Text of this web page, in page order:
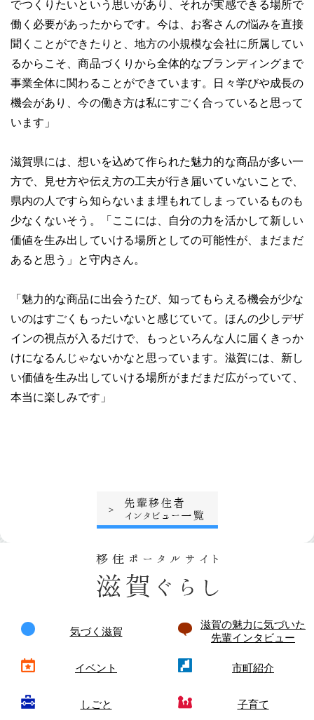
でつくりたいという思いがあり、それが実感できる場所で
働く必要があったからです。今は、お客さんの悩みを直接
聞くことができたりと、地方の小規模な会社に所属してい
るからこそ、商品づくりから全体的なブランディングまで
事業全体に関わることができています。日々学びや成長の
機会があり、今の働き方は私にすごく合っていると思って
います」
滋賀県には、想いを込めて作られた魅力的な商品が多い一
方で、見せ方や伝え方の工夫が行き届いていないことで、
県内の人ですら知らないまま埋もれてしまっているものも
少なくないそう。「ここには、自分の力を活かして新しい
価値を生み出していける場所としての可能性が、まだまだ
あると思う」と守内さん。
「魅力的な商品に出会うたび、知ってもらえる機会が少な
いのはすごくもったいないと感じていて。ほんの少しデザ
インの視点が入るだけで、もっといろんな人に届くきっか
けになるんじゃないかなと思っています。滋賀には、新し
い価値を生み出していける場所がまだまだ広がっていて、
本当に楽しみです」
気づく滋賀
滋賀の魅力に気づいた
先輩インタビュー
イベント 市町紹介
しごと 子育て